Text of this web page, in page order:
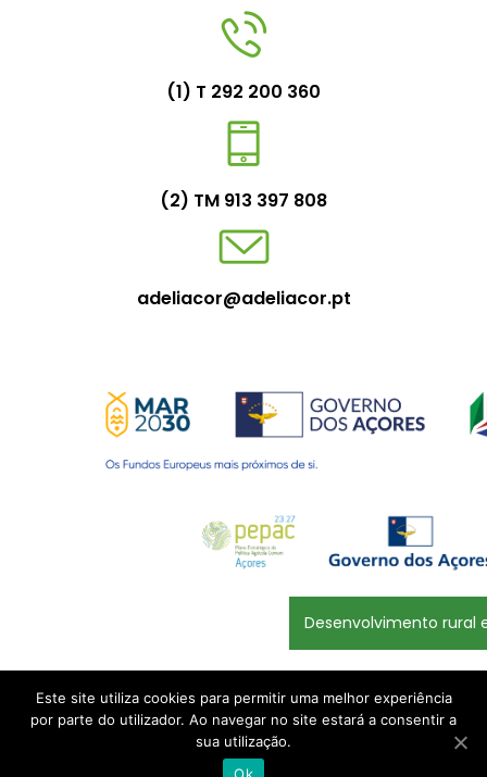
(1) T 292 200 360
(2) TM 913 397 808
adeliacor@adeliacor.pt
Desenvolvimento rural
Politicas de Privacidade
Este site utiliza cookies para permitir uma melhor experiência
por parte do utilizador. Ao navegar no site estará a consentir a
sua utilização.